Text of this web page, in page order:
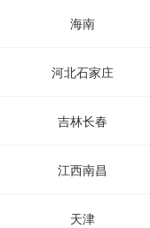
海南
河北石家庄
吉林长春
江西南昌
天津